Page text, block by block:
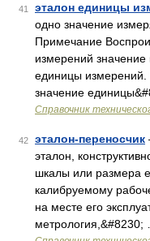
41 эталон единицы
одно значение
Примечание
измерений значение
единицы измерений.
значение
Справочник
42 эталон-переносчик
эталон,
шкалы или размера
калибруемому
на месте его
метрология,&#8230;